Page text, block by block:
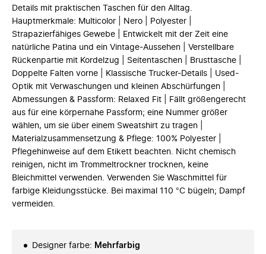
Details mit praktischen Taschen für den Alltag.
Hauptmerkmale: Multicolor | Nero | Polyester |
Strapazierfähiges Gewebe | Entwickelt mit der Zeit eine
natürliche Patina und ein Vintage-Aussehen | Verstellbare
Rückenpartie mit Kordelzug | Seitentaschen | Brusttasche |
Doppelte Falten vorne | Klassische Trucker-Details | Used-
Optik mit Verwaschungen und kleinen Abschürfungen |
Abmessungen & Passform: Relaxed Fit | Fällt größengerecht
aus für eine körpernahe Passform; eine Nummer größer
wählen, um sie über einem Sweatshirt zu tragen |
Materialzusammensetzung & Pflege: 100% Polyester |
Pflegehinweise auf dem Etikett beachten. Nicht chemisch
reinigen, nicht im Trommeltrockner trocknen, keine
Bleichmittel verwenden. Verwenden Sie Waschmittel für
farbige Kleidungsstücke. Bei maximal 110 °C bügeln; Dampf
vermeiden.
Designer farbe: Mehrfarbig